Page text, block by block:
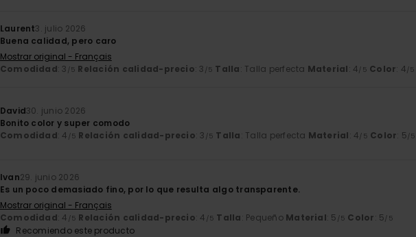
Laurent3. julio 2026
Buena calidad, pero caro
Mostrar original - Français
Comodidad: 3 /5 Relación calidad-precio: 3 /5 Talla: Talla perfecta Material: 4 /5 Color: 4 /5
David30. junio 2026
Bonito color y super comodo
Comodidad: 4 /5 Relación calidad-precio: 3 /5 Talla: Talla perfecta Material: 4 /5 Color: 5 /5
Ivan29. junio 2026
Es un poco demasiado fino, por lo que resulta algo transparente.
Mostrar original - Français
Comodidad: 4 /5 Relación calidad-precio: 4 /5 Talla: Pequeño Material: 5 /5 Color: 5 /5
Recomiendo este producto